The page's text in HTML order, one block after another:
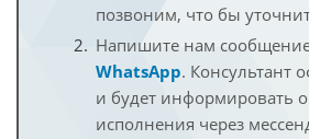
позвоним, что бы
Напишите нам
WhatsApp. Консультант
и будет информировать о
исполнения через